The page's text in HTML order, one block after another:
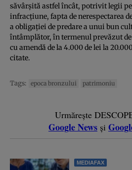
săvârşită astfel încât, potrivit legii
infracţiune, fapta de nerespectarea
a obligaţiei de predare a unui bun
întâmplător, în termenul prevăzut de
cu amendă de la 4.000 de lei la
citate.
Tags: epoca bronzului patrimoniu
Urmărește
Google News și
MEDIAFAX